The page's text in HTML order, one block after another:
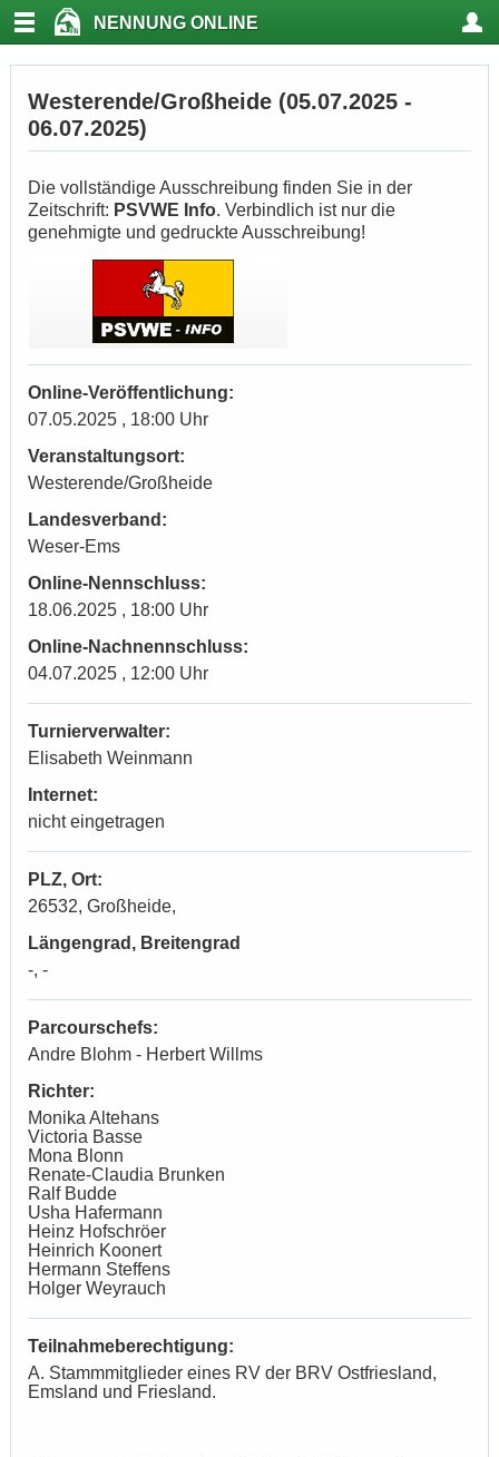
NENNUNG ONLINE
Westerende/Großheide (05.07.2025 -
06.07.2025)
Die vollständige Ausschreibung finden Sie in der
Zeitschrift: PSVWE Info. Verbindlich ist nur die
genehmigte und gedruckte Ausschreibung!
Online-Veröffentlichung:
07.05.2025 , 18:00 Uhr
Veranstaltungsort:
Westerende/Großheide
Landesverband:
Weser-Ems
Online-Nennschluss:
18.06.2025 , 18:00 Uhr
Online-Nachnennschluss:
04.07.2025 , 12:00 Uhr
Turnierverwalter:
Elisabeth Weinmann
Internet:
nicht eingetragen
PLZ, Ort:
26532, Großheide,
Längengrad, Breitengrad
-, -
Parcourschefs:
Andre Blohm - Herbert Willms
Richter:
Monika Altehans
Victoria Basse
Mona Blonn
Renate-Claudia Brunken
Ralf Budde
Usha Hafermann
Heinz Hofschröer
Heinrich Koonert
Hermann Steffens
Holger Weyrauch
Teilnahmeberechtigung:
A. Stammmitglieder eines RV der BRV Ostfriesland,
Emsland und Friesland.